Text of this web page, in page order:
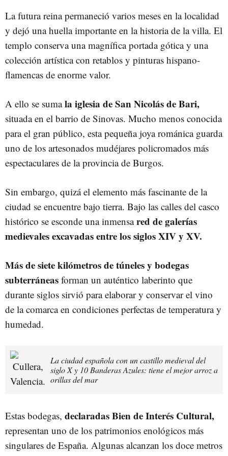
La futura reina permaneció varios meses en la localidad
y dejó una huella importante en la historia de la villa. El
templo conserva una magnífica portada gótica y una
colección artística con retablos y pinturas hispano-
flamencas de enorme valor.
A ello se sumala iglesia de San Nicolás de Bari,
situada en el barrio de Sinovas. Mucho menos conocida
para el gran público, esta pequeña joya románica guarda
uno de los artesonados mudéjares policromados más
espectaculares de la provincia de Burgos.
Sin embargo, quizá el elemento más fascinante de la
ciudad se encuentre bajo tierra. Bajo las calles del casco
histórico se esconde una inmensared de galerías
medievales excavadas entre los siglos XIV y XV.
Más de siete kilómetros de túneles y bodegas
subterráneas forman un auténtico laberinto que
durante siglos sirvió para elaborar y conservar el vino
de la comarca en condiciones perfectas de temperatura y
humedad.
La ciudad española con un castillo medieval del
siglo X y 10 Banderas Azules: tiene el mejor arroz a
orillas del mar
Estas bodegas, declaradas Bien de Interés Cultural,
representan uno de los patrimonios enológicos más
singulares de España. Algunas alcanzan los doce metros